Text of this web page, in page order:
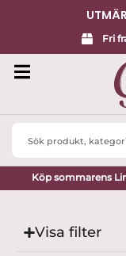
Fri
Search
Köp sommarens
Visa filter